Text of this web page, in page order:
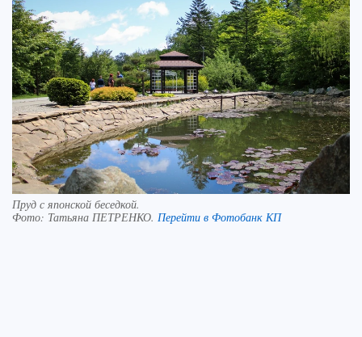
Пруд с японской беседкой.
Фото: Татьяна ПЕТРЕНКО. Перейти в Фотобанк КП